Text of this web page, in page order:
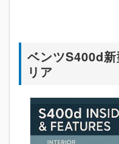
ベンツS400d
リア